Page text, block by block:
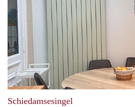
Schiedamsesingel